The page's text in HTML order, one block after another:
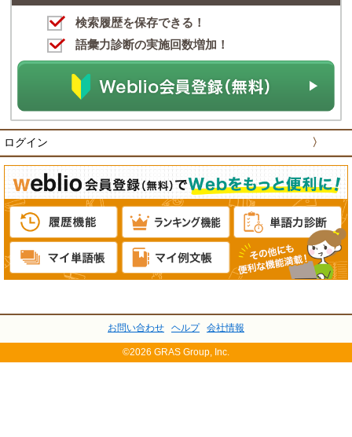
検索履歴を保存できる！
語彙力診断の実施回数増加！
ログイン 〉
お問い合わせ ヘルプ 会社情報
©2026 GRAS Group, Inc.